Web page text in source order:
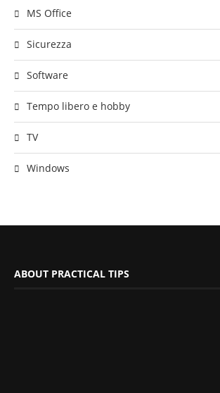
MS Office
Sicurezza
Software
Tempo libero e hobby
TV
Windows
ABOUT PRACTICAL TIPS